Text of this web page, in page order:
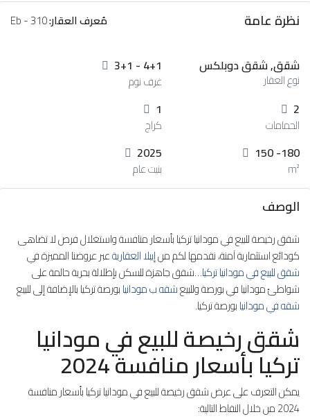
نظرة عامة مُعرف العقار:
شقق, شقق دوبلكس
نوع العقار
3+1 - 4+1
غرف نوم
2
الحمامات
1
كراج
150 -180
m²
2025
بنيت عام
الوصف
شقق رخيصة للبيع في مودانيا تركيا بأسعار منافسة واستغلال فرص لا تضاهى
كودائع استثمارية آمنة، نقدمها لكم منإيبلا العقاريةعبر عروضنا المميزة في
شقق للبيع في مودانيا تركيا…شقق جاهزة للسكن بإطلالة بحرية حالمة على
شواطئ مودانيا في بورصة وللبيعشقه ب مودانيابورصة تركيا بالإضافة إلى للبيع
شقه في مودانيابورصة تركيا.
شقق رخيصة للبيع في مودانيا
تركيا بأسعار منافسة 2024
يمكن التعرف على عرض شقق رخيصة للبيع في مودانيا تركيا بأسعار منافسة
2024 من خلال النقاط التالية: